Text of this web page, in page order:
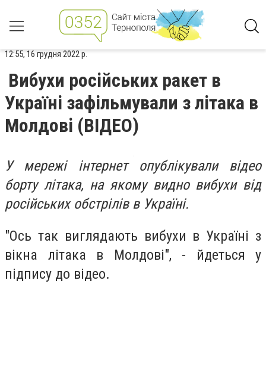
12:55, 16 грудня 2022 р.
Вибухи російських ракет в
Україні зафільмували з літака в
Молдові (ВІДЕО)
У мережі інтернет опублікували відео
борту літака, на якому видно вибухи від
російських обстрілів в Україні.
"Ось так виглядають вибухи в Україні з
вікна літака в Молдові", - йдеться у
підпису до відео.